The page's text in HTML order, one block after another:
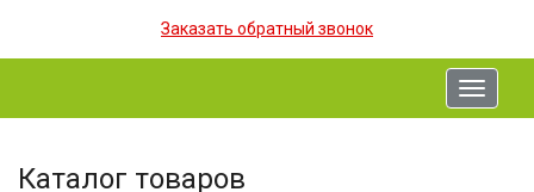
Заказать обратный звонок
Toggle
Каталог товаров